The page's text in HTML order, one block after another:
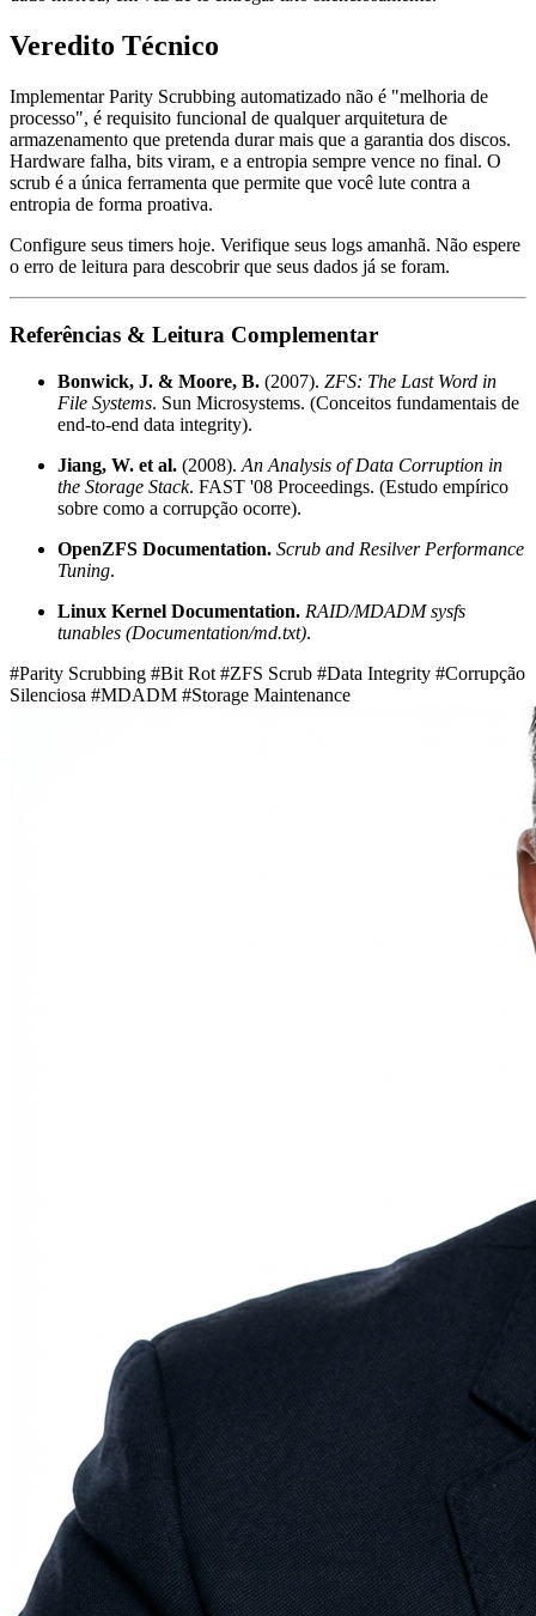
Veredito Técnico
Implementar Parity Scrubbing automatizado não é "melhoria de
processo", é requisito funcional de qualquer arquitetura de
armazenamento que pretenda durar mais que a garantia dos discos.
Hardware falha, bits viram, e a entropia sempre vence no final. O
scrub é a única ferramenta que permite que você lute contra a
entropia de forma proativa.
Configure seus timers hoje. Verifique seus logs amanhã. Não espere
o erro de leitura para descobrir que seus dados já se foram.
Referências & Leitura Complementar
Bonwick, J. & Moore, B. (2007). ZFS: The Last Word in
File Systems. Sun Microsystems. (Conceitos fundamentais de
end-to-end data integrity).
Jiang, W. et al. (2008). An Analysis of Data Corruption in
the Storage Stack. FAST '08 Proceedings. (Estudo empírico
sobre como a corrupção ocorre).
OpenZFS Documentation. Scrub and Resilver Performance
Tuning.
Linux Kernel Documentation. RAID/MDADM sysfs
tunables (Documentation/md.txt).
#Parity Scrubbing #Bit Rot #ZFS Scrub #Data Integrity #Corrupção
Silenciosa #MDADM #Storage Maintenance